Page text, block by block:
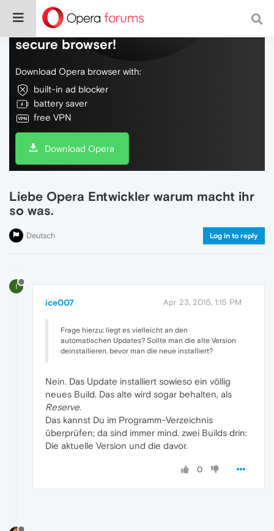
Do more on the web, with a fast and
secure browser!
Download Opera browser with:
built-in ad blocker
battery saver
free VPN
Download Opera
Liebe Opera Entwickler warum macht ihr
so was.
Deutsch Log in to reply
I
ice007 Apr 23, 2015, 1:15 PM
Frage hierzu: liegt es vielleicht an den
automatischen Updates? Sollte man die alte Version
deinstallieren, bevor man die neue installiert?
Nein. Das Update installiert sowieso ein völlig
neues Build. Das alte wird sogar behalten, als
Reserve.
Das kannst Du im Programm-Verzeichnis
überprüfen; da sind immer mind. zwei Builds drin:
Die aktuelle Version und die davor.
0